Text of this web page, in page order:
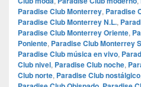
Paradise Club Monterrey, Paradise
Paradise Club Monterrey N.L.,
Paradise Club Monterrey Oriente,
Poniente, Paradise Club Monterrey
Paradise Club música en vivo,
Club nivel, Paradise Club noche,
Club norte, Paradise Club nostálgico